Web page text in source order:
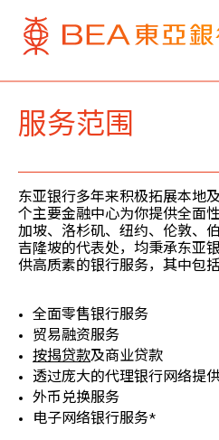
服务范围
东亚银行多年来积极拓展本地
个主要金融中心为你提供全面
加坡、洛杉矶、纽约、伦敦、
吉隆坡的代表处，均秉承东亚
供高质素的银行服务，其中包括
全面零售银行服务
贸易融资服务
按揭贷款及商业贷款
透过庞大的代理银行网络提
外币兑换服务
电子网络银行服务*